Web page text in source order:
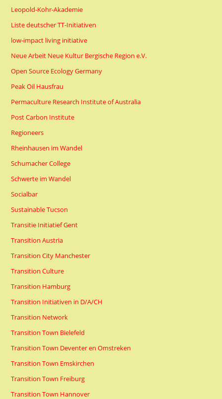
Leopold-Kohr-Akademie
Liste deutscher TT-Initiativen
low-impact living initiative
Neue Arbeit Neue Kultur Bergische Region e.V.
Open Source Ecology Germany
Peak Oil Hausfrau
Permaculture Research Institute of Australia
Post Carbon Institute
Regioneers
Rheinhausen im Wandel
Schumacher College
Schwerte im Wandel
Socialbar
Sustainable Tucson
Transitie Initiatief Gent
Transition Austria
Transition City Manchester
Transition Culture
Transition Hamburg
Transition Initiativen in D/A/CH
Transition Network
Transition Town Bielefeld
Transition Town Deventer en Omstreken
Transition Town Emskirchen
Transition Town Freiburg
Transition Town Hannover